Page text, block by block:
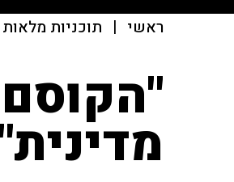
ראשי | תוכניות מלאות